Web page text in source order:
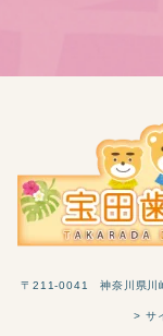
〒211-0041 神奈川県川
> サ